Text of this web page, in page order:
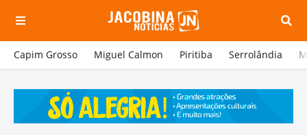
Capim Grosso Miguel Calmon Piritiba Serrolândia